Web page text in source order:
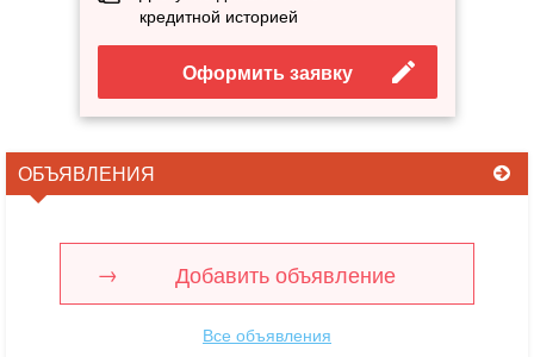
кредитной историей
Оформить заявку
ОБЪЯВЛЕНИЯ
Добавить объявление
Все объявления